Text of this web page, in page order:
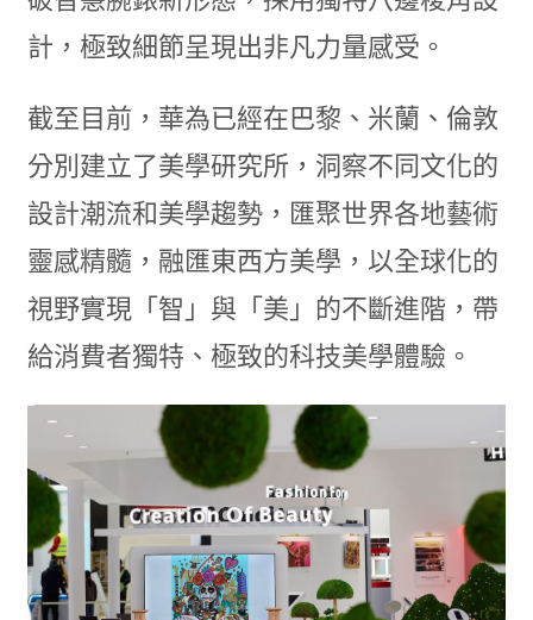
計，極致細節呈現出非凡力量感受。
截至目前，華為已經在巴黎、米蘭、倫敦
分別建立了美學研究所，洞察不同文化的
設計潮流和美學趨勢，匯聚世界各地藝術
靈感精髓，融匯東西方美學，以全球化的
視野實現「智」與「美」的不斷進階，帶
給消費者獨特、極致的科技美學體驗。